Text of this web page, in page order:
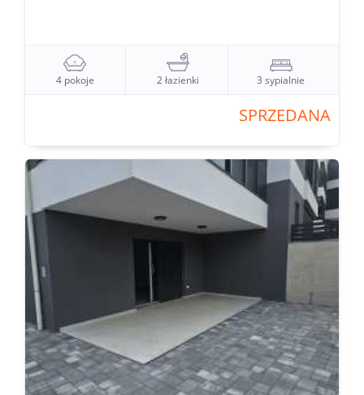
4 pokoje 2 łazienki 3 sypialnie
SPRZEDANA